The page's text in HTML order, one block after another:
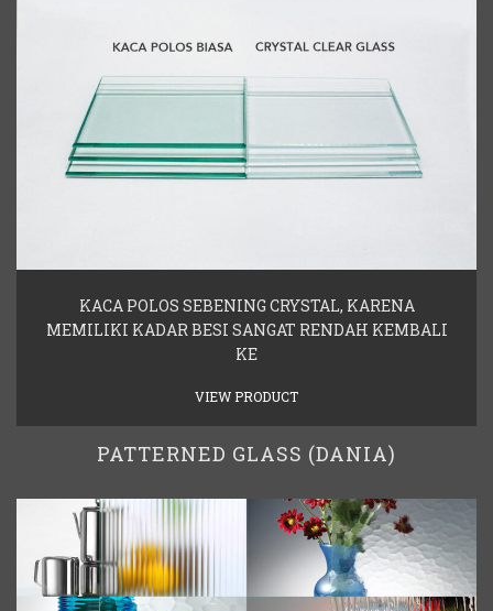
KACA POLOS SEBENING CRYSTAL, KARENA
MEMILIKI KADAR BESI SANGAT RENDAH KEMBALI
KE
VIEW PRODUCT
PATTERNED GLASS (DANIA)